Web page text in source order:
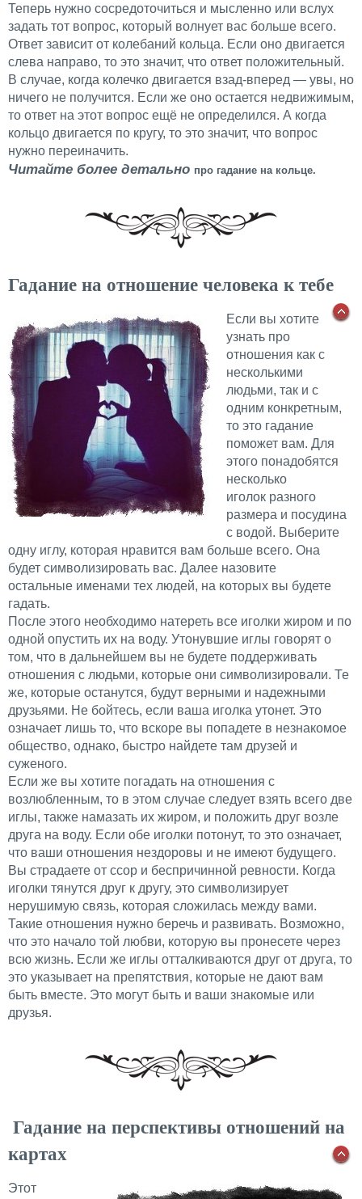
Теперь нужно сосредоточиться и мысленно или вслух
задать тот вопрос, который волнует вас больше всего.
Ответ зависит от колебаний кольца. Если оно двигается
слева направо, то это значит, что ответ положительный.
В случае, когда колечко двигается взад-вперед — увы, но
ничего не получится. Если же оно остается недвижимым,
то ответ на этот вопрос ещё не определился. А когда
кольцо двигается по кругу, то это значит, что вопрос
нужно переиначить.
Читайте более детально про гадание на кольце.
Гадание на отношение человека к тебе
Если вы хотите
узнать про
отношения как с
несколькими
людьми, так и с
одним конкретным,
то это гадание
поможет вам. Для
этого понадобятся
несколько
иголок разного
размера и посудина
с водой. Выберите
одну иглу, которая нравится вам больше всего. Она
будет символизировать вас. Далее назовите
остальные именами тех людей, на которых вы будете
гадать.
После этого необходимо натереть все иголки жиром и по
одной опустить их на воду. Утонувшие иглы говорят о
том, что в дальнейшем вы не будете поддерживать
отношения с людьми, которые они символизировали. Те
же, которые останутся, будут верными и надежными
друзьями. Не бойтесь, если ваша иголка утонет. Это
означает лишь то, что вскоре вы попадете в незнакомое
общество, однако, быстро найдете там друзей и
суженого.
Если же вы хотите погадать на отношения с
возлюбленным, то в этом случае следует взять всего две
иглы, также намазать их жиром, и положить друг возле
друга на воду. Если обе иголки потонут, то это означает,
что ваши отношения нездоровы и не имеют будущего.
Вы страдаете от ссор и беспричинной ревности. Когда
иголки тянутся друг к другу, это символизирует
нерушимую связь, которая сложилась между вами.
Такие отношения нужно беречь и развивать. Возможно,
что это начало той любви, которую вы пронесете через
всю жизнь. Если же иглы отталкиваются друг от друга, то
это указывает на препятствия, которые не дают вам
быть вместе. Это могут быть и ваши знакомые или
друзья.
Гадание на перспективы отношений на
картах
Этот